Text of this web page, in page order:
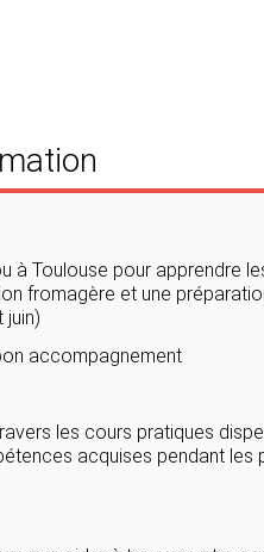
à Toulouse pour apprendre
fromagère et une
juin)
accompagnement
les cours pratiques
acquises pendant les